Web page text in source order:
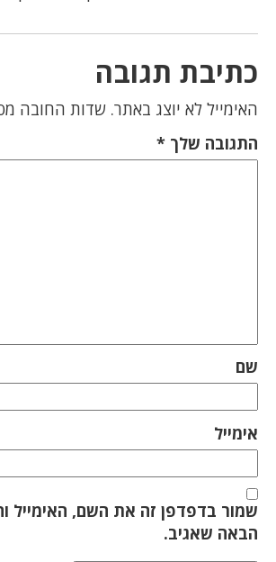
כתיבת תגובה
האימייל לא יוצג באתר. שדות החובה
התגובה שלך *
שם
אימייל
שמור בדפדפן זה את השם, האימייל
הבאה שאגיב.